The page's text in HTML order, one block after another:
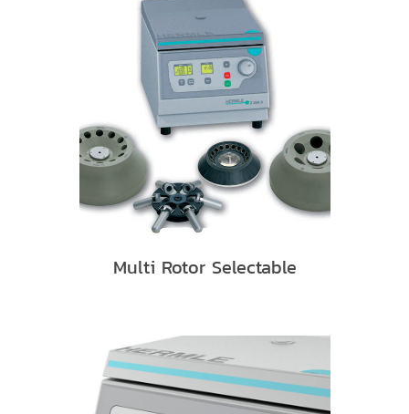
Multi Rotor Selectable